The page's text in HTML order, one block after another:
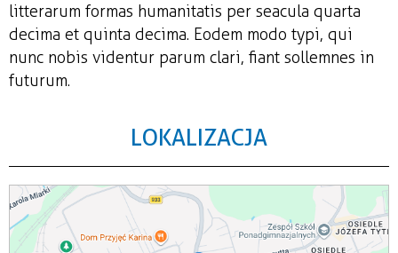
litterarum formas humanitatis per seacula quarta
decima et quinta decima. Eodem modo typi, qui
nunc nobis videntur parum clari, fiant sollemnes in
futurum.
LOKALIZACJA